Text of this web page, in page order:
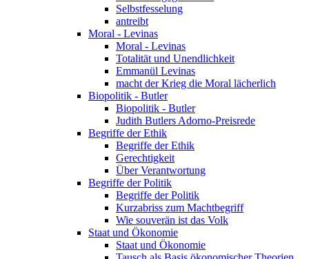
Selbstfesselung
antreibt
Moral - Levinas
Moral - Levinas
Totalität und Unendlichkeit
Emmanül Levinas
macht der Krieg die Moral lächerlich
Biopolitik - Butler
Biopolitik - Butler
Judith Butlers Adorno-Preisrede
Begriffe der Ethik
Begriffe der Ethik
Gerechtigkeit
Über Verantwortung
Begriffe der Politik
Begriffe der Politik
Kurzabriss zum Machtbegriff
Wie souverän ist das Volk
Staat und Ökonomie
Staat und Ökonomie